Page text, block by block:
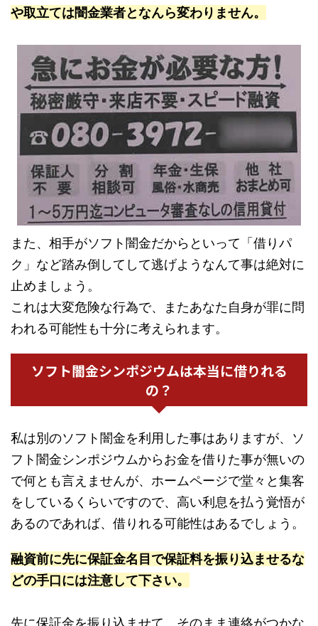
や取立ては闇金業者となんら変わりません。
また、相手がソフト闇金だからといって「借りパ
ク」など踏み倒してして逃げようなんて事は絶対に
止めましょう。
これは大変危険な行為で、またあなた自身が罪に問
われる可能性も十分に考えられます。
ソフト闇金シンポジウムは本当に借りれる
の？
私は別のソフト闇金を利用した事はありますが、ソ
フト闇金シンポジウムからお金を借りた事が無いの
で何とも言えませんが、ホームページで堂々と集客
をしているくらいですので、高い利息を払う覚悟が
あるのであれば、借りれる可能性はあるでしょう。
融資前に先に保証金名目で保証料を振り込ませるな
どの手口には注意して下さい。